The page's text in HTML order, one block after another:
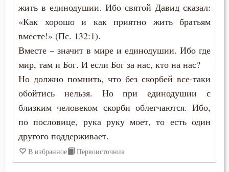
Будущее
Вера
Власть
Воздаяние
Воля
жить в единодушии. Ибо святой Давид сказал:
«Как хорошо и как приятно жить братьям
вместе!» (Пс. 132:1).
Вместе – значит в мире и единодушии. Ибо где
мир, там и Бог. И если Бог за нас, кто на нас?
Но должно помнить, что без скорбей все-таки
обойтись нельзя. Но при единодушии с
близким человеком скорби облегчаются. Ибо,
по пословице, рука руку моет, то есть один
другого поддерживает.
В избранное Первоисточник